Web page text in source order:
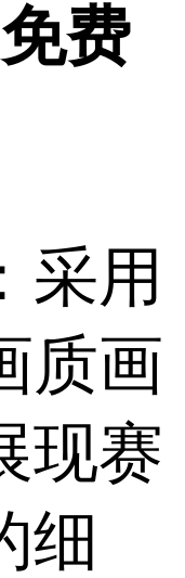
费
采用
质画
现赛
细